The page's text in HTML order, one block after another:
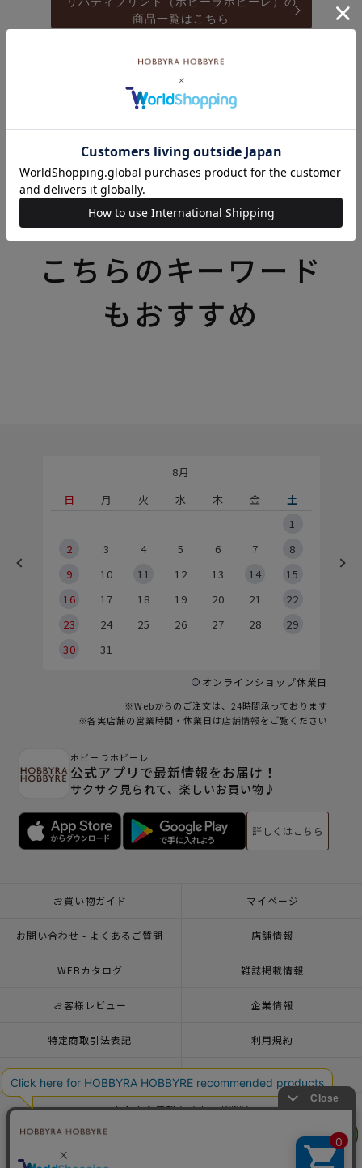
フェア
商品一覧はこちら
リバティプリント（リバティ・ファブリックス）の商
品一覧はこちら
いろいろなテーマの特集一覧はこちら
こちらのキーワード
もおすすめ
フェア
8月
日
月 火 水 木 金
土
1
2
3 4 5 6 7
8
9
10 11 12 13 14
15
16
17 18 19 20 21
22
23
24 25 26 27 28
29
30
31
オンラインショップ休業日
※Webからのご注文は、24時間承っております
※各実店舗の営業時間・休業日は店舗情報をご覧ください
ホビーラホビーレ
公式アプリで最新情報をお届け！
サクサク見られて、楽しいお買い物♪
詳しくはこちら
お買い物ガイド マイページ
お問い合わせ - よくあるご質問 店舗情報
WEBカタログ 雑誌掲載情報
お客様レビュー 企業情報
特定商取引法表記 利用規約
一緒に働こう♪求人情報
おトクな情報♪メルマガ登録